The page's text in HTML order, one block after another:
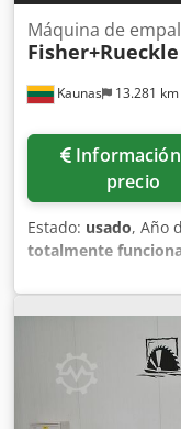
Kaunas 13.281 km
Máquina de
Fisher+Rueckle
Información de
precio
Estado: usado, Año
totalmente
tres máquinas sólo
empalme
2009 2. Dispositivo
22, año 2009 3.
DOCUMENTACIÓN
de empalme
Longitud de